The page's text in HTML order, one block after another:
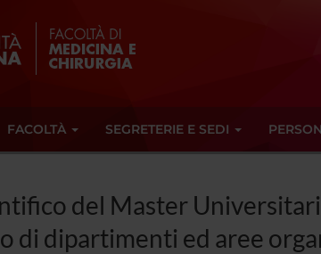
FACOLTÀ SEGRETERIE E SEDI
del Master
di dipartimenti ed aree